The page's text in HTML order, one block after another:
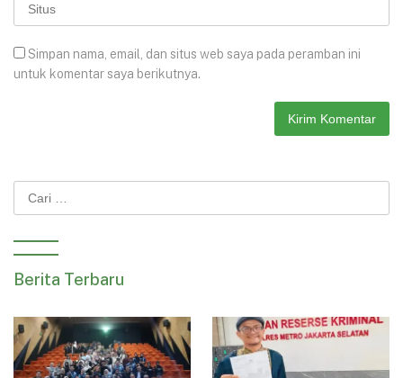
Simpan nama, email, dan situs web saya pada peramban ini
untuk komentar saya berikutnya.
Berita Terbaru